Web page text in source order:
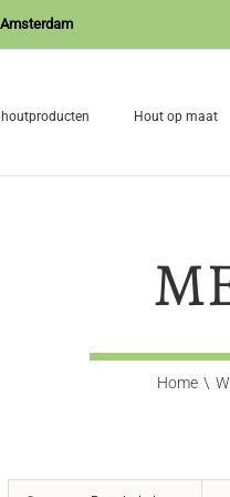
Hout op maat
Home